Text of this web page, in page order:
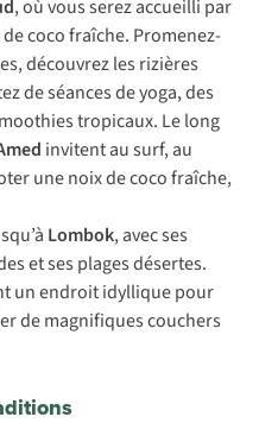
, où vous serez accueilli par
coco fraîche. Promenez-
découvrez les rizières
de séances de yoga, des
tropicaux. Le long
invitent au surf, au
une noix de coco fraîche,
Lombok, avec ses
et ses plages désertes.
un endroit idyllique pour
de magnifiques couchers